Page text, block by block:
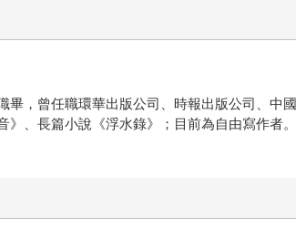
畢，曾任職環華出版公司、時報出版公司、中
》、長篇小說《浮水錄》；目前為自由寫作者。